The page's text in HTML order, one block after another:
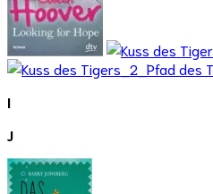
I
J